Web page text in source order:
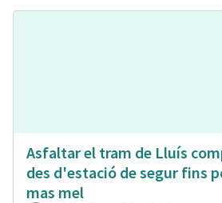
Asfaltar el tram de Lluís
des d'estació de segur fins
mas mel